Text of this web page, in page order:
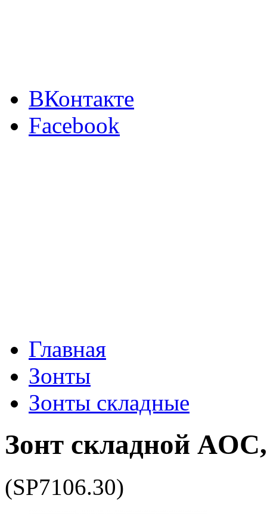
ВКонтакте
Facebook
Главная
Зонты
Зонты складные
Зонт складной
(SP7106.30)